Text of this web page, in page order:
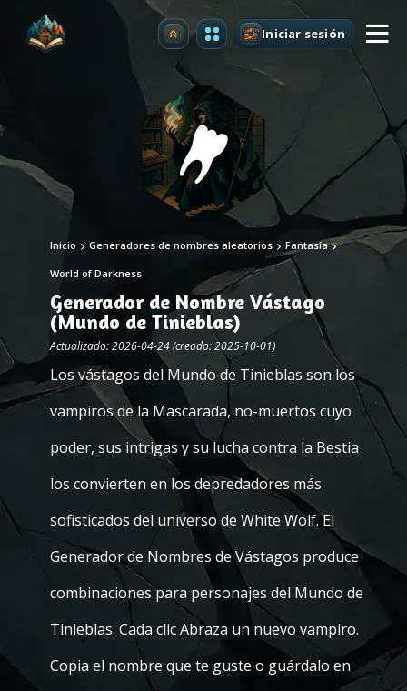
Mejorar Iniciar sesión
Inicio Generadores de nombres aleatorios Fantasía
World of Darkness
Generador de Nombre Vástago
(Mundo de Tinieblas)
Actualizado: 2026-04-24 (creado: 2025-10-01)
Los vástagos del Mundo de Tinieblas son los
vampiros de la Mascarada, no-muertos cuyo
poder, sus intrigas y su lucha contra la Bestia
los convierten en los depredadores más
sofisticados del universo de White Wolf. El
Generador de Nombres de Vástagos produce
combinaciones para personajes del Mundo de
Tinieblas. Cada clic Abraza un nuevo vampiro.
Copia el nombre que te guste o guárdalo en